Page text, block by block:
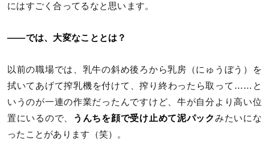
にはすごく合ってるなと思います。
――では、大変なこととは？
以前の職場では、乳牛の斜め後ろから乳房（にゅうぼう）を
拭いてあげて搾乳機を付けて、搾り終わったら取って……と
いうのが一連の作業だったんですけど、牛が自分より高い位
置にいるので、
うんちを顔で受け止めて泥パックみたいにな
ったことがあります（笑）。